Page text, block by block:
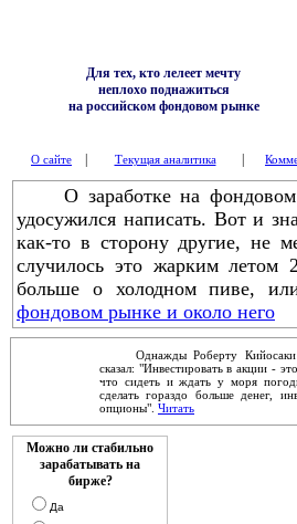
Для тех, кто лелеет мечту
неплохо поднажиться
на российском фондовом рынке
О сайте Текущая аналитика
О заработке на фондовом
удосужился написать. Вот и
как-то в сторону другие, не
случилось это жарким летом
больше о холодном пиве,
фондовом рынке и около него
Однажды Роберту Кийосаки
сказал: "Инвестировать в акции -
что сидеть и ждать у моря
сделать гораздо больше денег,
опционы". Читать
Можно ли стабильно
зарабатывать на
бирже?
Да